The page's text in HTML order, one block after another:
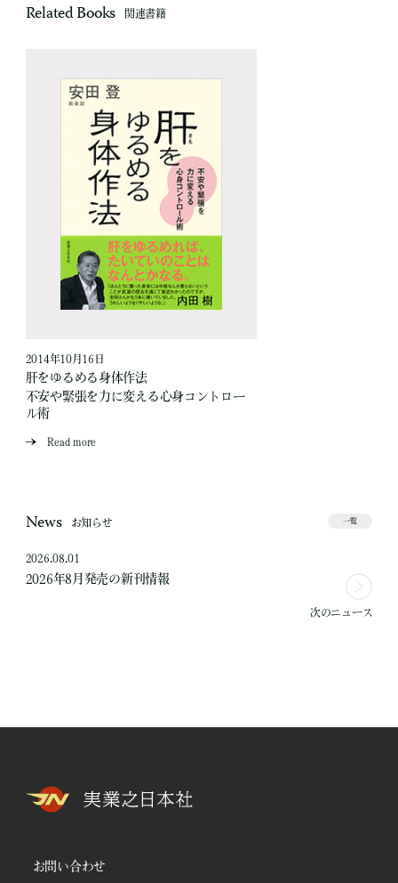
Related Books 関連書籍
2014年10月16日
肝をゆるめる身体作法
不安や緊張を力に変える心身コントロー
ル術
Read more
News お知らせ 一覧
2026.08.01
2026年8月発売の新刊情報
次のニュース
お問い合わせ